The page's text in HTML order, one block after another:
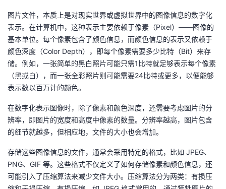
我
的
博
我
的
坛
我
圈
的
播
我
活的
我
图片文件，本质上是对现实世界或虚拟世界中的图像信息的数字化
表示。在计算机中，这种表示主要依赖于像素（Pixel）——图像的
基本单位。每个像素包含了颜色信息，而颜色信息的表示又依赖于
颜色深度（Color Depth），即每个像素需要多少比特（Bit）来存
储。例如，一张简单的黑白照片可能只需1比特就足够表示每个像素
（黑或白），而一张全彩照片则可能需要24比特或更多，以便能够
表示数以百万计的颜色。
在数字化表示图像时，除了像素和颜色深度，还需要考虑图片的分
辨率，即图片的宽度和高度中像素的数量。分辨率越高，图片包含
的细节就越多，但相应地，文件的大小也会增加。
存储这些图像信息的文件，通常会采用特定的格式，比如 JPEG、
PNG、GIF 等。这些格式不仅定义了如何存储像素和颜色信息，还
可能引入了压缩算法来减少文件大小。压缩算法分为两类：有损压